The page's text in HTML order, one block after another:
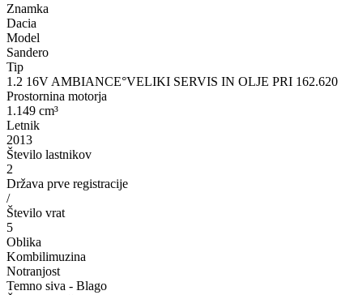
Znamka
Dacia
Model
Sandero
Tip
1.2 16V AMBIANCE°VELIKI SERVIS IN OLJE PRI 162.620
Prostornina motorja
1.149 cm³
Letnik
2013
Število lastnikov
2
Država prve registracije
/
Število vrat
5
Oblika
Kombilimuzina
Notranjost
Temno siva - Blago